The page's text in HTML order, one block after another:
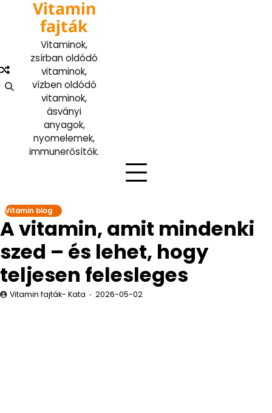
Vitamin
fajták
Vitaminok,
zsírban oldódó
vitaminok,
vízben oldódó
vitaminok,
ásványi
anyagok,
nyomelemek,
immunerősítők.
Vitamin blog
A vitamin, amit mindenki
szed – és lehet, hogy
teljesen felesleges
Vitamin fajták- Kata 2026-05-02